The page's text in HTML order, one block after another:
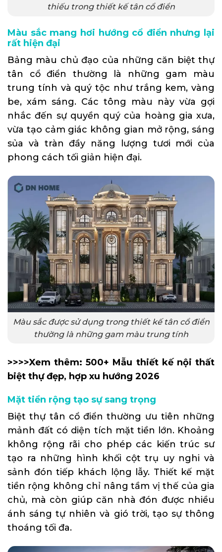
thiếu trong thiết kế tân cổ điển
Màu sắc mang hơi hướng cổ điển nhưng lại
rất hiện đại
Bảng màu chủ đạo của những căn biệt thự
tân cổ điển thường là những gam màu
trung tính và quý tộc như trắng kem, vàng
be, xám sáng. Các tông màu này vừa gợi
nhắc đến sự quyền quý của hoàng gia xưa,
vừa tạo cảm giác không gian mở rộng, sáng
sủa và tràn đầy năng lượng tươi mới của
phong cách tối giản hiện đại.
Màu sắc được sử dụng trong thiết kế tân cổ điển
thường là những gam màu trung tính
>>>>Xem thêm:500+ Mẫu thiết kế nội thất
biệt thự đẹp, hợp xu hướng 2026
Mặt tiền rộng tạo sự sang trọng
Biệt thự tân cổ điển thường ưu tiên những
mảnh đất có diện tích mặt tiền lớn. Khoảng
không rộng rãi cho phép các kiến trúc sư
tạo ra những hình khối cột trụ uy nghi và
sảnh đón tiếp khách lộng lẫy. Thiết kế mặt
tiền rộng không chỉ nâng tầm vị thế của gia
chủ, mà còn giúp căn nhà đón được nhiều
ánh sáng tự nhiên và gió trời, tạo sự thông
thoáng tối đa.